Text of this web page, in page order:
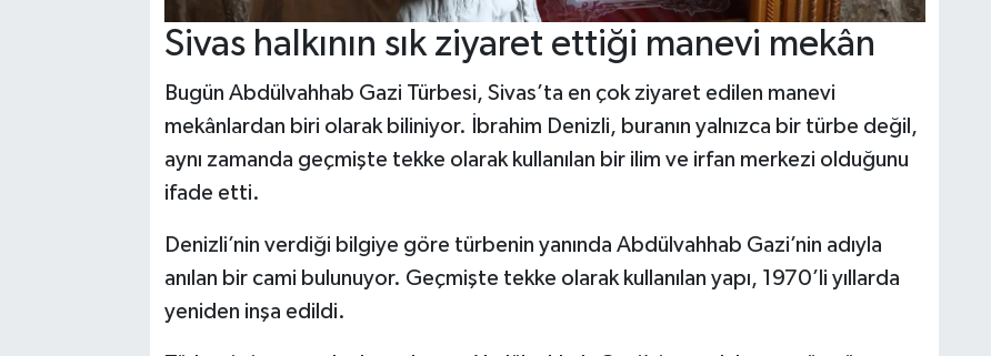
Sivas halkının sık ziyaret ettiği manevi mekân
Bugün Abdülvahhab Gazi Türbesi, Sivas’ta en çok ziyaret edilen manevi
mekânlardan biri olarak biliniyor. İbrahim Denizli, buranın yalnızca bir türbe değil,
aynı zamanda geçmişte tekke olarak kullanılan bir ilim ve irfan merkezi olduğunu
ifade etti.
Denizli’nin verdiği bilgiye göre türbenin yanında Abdülvahhab Gazi’nin adıyla
anılan bir cami bulunuyor. Geçmişte tekke olarak kullanılan yapı, 1970’li yıllarda
yeniden inşa edildi.